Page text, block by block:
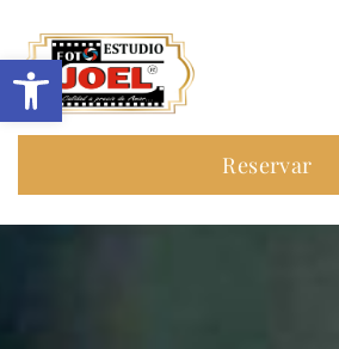
Abrir barra de herramientas
Reservar